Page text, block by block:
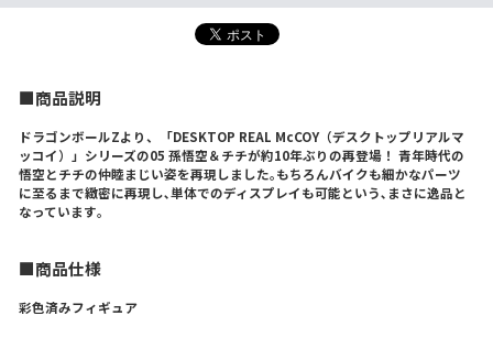
■商品説明
ドラゴンボールZより、「DESKTOP REAL McCOY（デスクトップリアルマ
ッコイ）」シリーズの05 孫悟空＆チチが約10年ぶりの再登場！ 青年時代の
悟空とチチの仲睦まじい姿を再現しました｡もちろんバイクも細かなパーツ
に至るまで緻密に再現し､単体でのディスプレイも可能という､まさに逸品と
なっています｡
■商品仕様
彩色済みフィギュア